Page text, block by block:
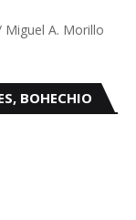
Miguel A. Morillo
BOHECHIO